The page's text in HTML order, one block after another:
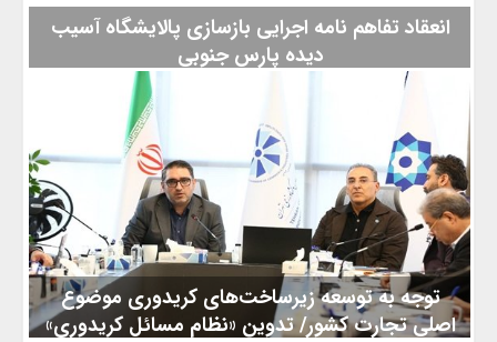
انعقاد تفاهم نامه اجرایی بازسازی پالایشگاه آسیب
دیده پارس جنوبی
رئیس هیئت عامل سازمان گسترش و نوسازی صنایع ایران (ایدرو) از
انعقاد تفاهم نامه اجرایی بازسازی پالایشگاه سوم آسیب دیده پارس
جنوبی (فازهای ۴ و ۵) توسط کنسرسیومی متشکل از شرکت‌های
داخلی خبر داد و گفت: این بازسازی با تکیه بر توان متخصصان داخلی
و داخلی‌سازی قطعات و تجهیزات استراتژیک صورت می گیرد. به
گزارش کیوسک خبر ، فرشاد مقیمی روز چهارشنبه در گفت و گو با ایرنا
اظهار داشت: روز گذشته به همراه جمعی از مدیران ارشد و متخصصان
حوزه
توجه به توسعه زیرساخت‌های کریدوری موضوع
اصلی تجارت کشور/ تدوین «نظام مسائل کریدوری»